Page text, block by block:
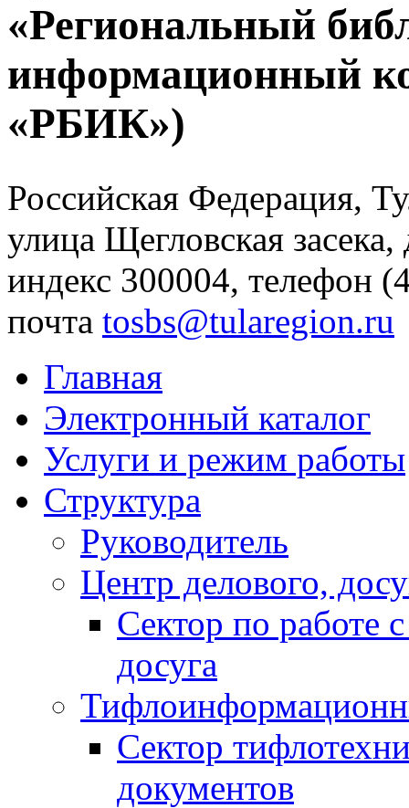
«Региональный
информационный
«РБИК»)
Российская Федерация,
улица Щегловская
индекс 300004, телефон
почта tosbs@tularegion.ru
Главная
Электронный каталог
Услуги и режим работы
Структура
Руководитель
Центр делового,
Сектор по работе
досуга
Сектор
документов